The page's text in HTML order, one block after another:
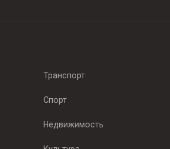
Транспорт
Спорт
Недвижимость